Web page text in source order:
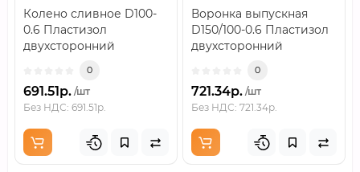
Колено сливное D100-
0.6 Пластизол
двухсторонний
0
691.51р. /шт
Без НДС: 691.51р.
Воронка выпускная
D150/100-0.6 Пластизол
двухсторонний
0
721.34р. /шт
Без НДС: 721.34р.